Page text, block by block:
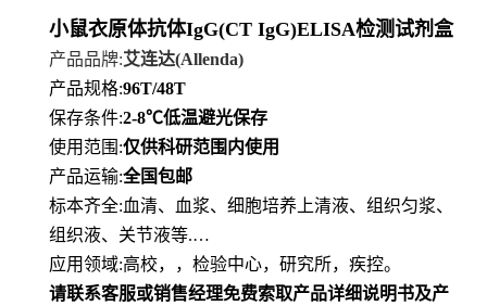
小鼠衣原体抗体IgG(CT IgG)ELISA检测试剂盒
产品品牌:艾连达(Allenda)
产品规格:96T/48T
保存条件:2-8℃低温避光保存
使用范围 :仅供科研范围内使用
产品运输:全国包邮
标本齐全:血清、血浆、细胞培养上清液、组织匀浆、
组织液、关节液等.…
应用领域:高校，，检验中心，研究所，疾控。
请联系客服或销售经理免费索取产品详细说明书及产